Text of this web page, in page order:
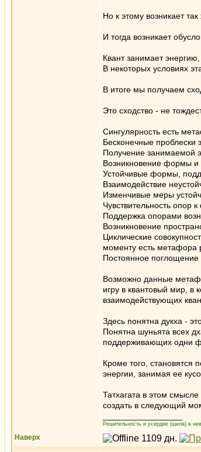
Но к этому возникает
И тогда возникает
Квант занимает
В некоторых условиях
В итоге мы получаем
Это сходство - не
Сингулярность есть
Бесконечные
Получение занимаемой
Возникновение формы и
Устойчивые формы,
Взаимодействие
Изменчивые меры
Чувствительность
Поддержка опорами
Возникновение
Циклические
моменту есть метафора
Постоянное поглощение
Возможно данные
игру в квантовый мир, в
взаимодействующих
Здесь понятна дукха -
Понятна шуньята всех
поддерживающих одни
Кроме того, становятся
энергии, занимая ее
Татхагата в этом
создать в следующий
Решительность и усердие (шила) в
Наверх